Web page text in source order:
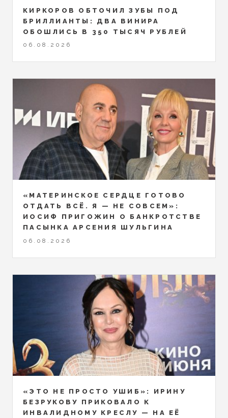
КИРКОРОВ ОБТОЧИЛ ЗУБЫ ПОД
БРИЛЛИАНТЫ: ДВА ВИНИРА
ОБОШЛИСЬ В 350 ТЫСЯЧ РУБЛЕЙ
06.08.2026
«МАТЕРИНСКОЕ СЕРДЦЕ ГОТОВО
ОТДАТЬ ВСЁ. Я — НЕ СОВСЕМ»:
ИОСИФ ПРИГОЖИН О БАНКРОТСТВЕ
ПАСЫНКА АРСЕНИЯ ШУЛЬГИНА
06.08.2026
«ЭТО НЕ ПРОСТО УШИБ»: ИРИНУ
БЕЗРУКОВУ ПРИКОВАЛО К
ИНВАЛИДНОМУ КРЕСЛУ — НА ЕЁ